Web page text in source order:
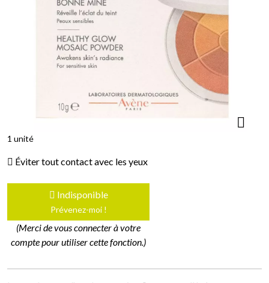
1 unité
Éviter tout contact avec les yeux
Indisponible
Prévenez-moi !
(Merci de vous connecter à votre
compte pour utiliser cette fonction.)